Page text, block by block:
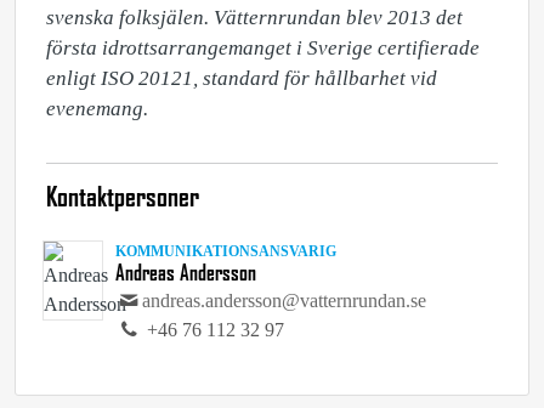
svenska folksjälen. Vätternrundan blev 2013 det
första idrottsarrangemanget i Sverige certifierade
enligt ISO 20121, standard för hållbarhet vid
evenemang.
Kontaktpersoner
KOMMUNIKATIONSANSVARIG
Andreas Andersson
andreas.andersson@vatternrundan.se
+46 76 112 32 97